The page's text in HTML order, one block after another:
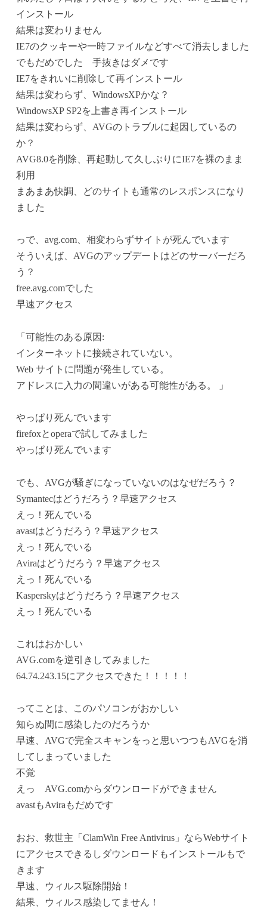
インストール
結果は変わりません
IE7のクッキーや一時ファイルなどすべて消去しました
でもだめでした 手抜きはダメです
IE7をきれいに削除して再インストール
結果は変わらず、WindowsXPかな？
WindowsXP SP2を上書き再インストール
結果は変わらず、AVGのトラブルに起因しているの
か？
AVG8.0を削除、再起動して久しぶりにIE7を裸のまま
利用
まあまあ快調、どのサイトも通常のレスポンスになり
ました
っで、avg.com、相変わらずサイトが死んでいます
そういえば、AVGのアップデートはどのサーバーだろ
う？
free.avg.comでした
早速アクセス
「可能性のある原因:
インターネットに接続されていない。
Web サイトに問題が発生している。
アドレスに入力の間違いがある可能性がある。 」
やっぱり死んでいます
firefoxとoperaで試してみました
やっぱり死んでいます
でも、AVGが騒ぎになっていないのはなぜだろう？
Symantecはどうだろう？早速アクセス
えっ！死んでいる
avastはどうだろう？早速アクセス
えっ！死んでいる
Aviraはどうだろう？早速アクセス
えっ！死んでいる
Kasperskyはどうだろう？早速アクセス
えっ！死んでいる
これはおかしい
AVG.comを逆引きしてみました
64.74.243.15にアクセスできた！！！！！
ってことは、このパソコンがおかしい
知らぬ間に感染したのだろうか
早速、AVGで完全スキャンをっと思いつつもAVGを消
してしまっていました
不覚
えっ AVG.comからダウンロードができません
avastもAviraもだめです
おお、救世主「ClamWin Free Antivirus」ならWebサイト
にアクセスできるしダウンロードもインストールもで
きます
早速、ウィルス駆除開始！
結果、ウィルス感染してません！